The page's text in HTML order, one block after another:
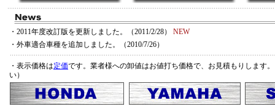
・2011年度改訂版を更新しました。（2011/2/28） NEW
・外車適合車種を追加しました。（2010/7/26）
・表示価格は定価です。業者様への卸値はお値打ち価格で、お見積もりします
い）